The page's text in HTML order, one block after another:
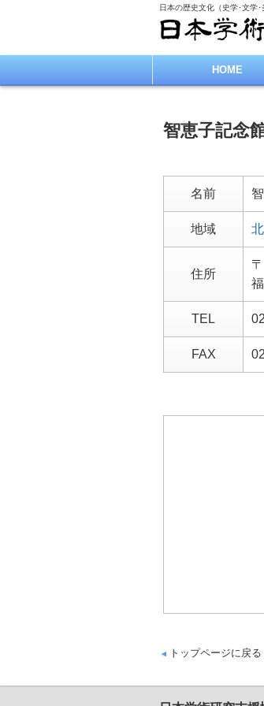
日本の歴史文化（史学･文学
HOME
智恵子記念
名前
地域
住所
TEL
FAX
トップページに戻る